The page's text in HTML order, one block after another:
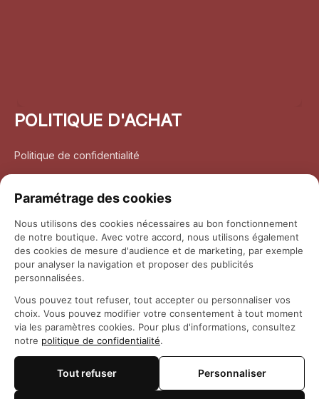
POLITIQUE D'ACHAT
Politique de confidentialité
Politique de retour et remboursement
Coordonnées
Questions fréquemment posées
© 2026 Maison Otaku
Paramétrage des cookies
Nous utilisons des cookies nécessaires au bon fonctionnement
de notre boutique. Avec votre accord, nous utilisons également
des cookies de mesure d'audience et de marketing, par exemple
pour analyser la navigation et proposer des publicités
personnalisées.
Vous pouvez tout refuser, tout accepter ou personnaliser vos
choix. Vous pouvez modifier votre consentement à tout moment
via les paramètres cookies. Pour plus d'informations, consultez
notre politique de confidentialité.
Tout refuser Personnaliser